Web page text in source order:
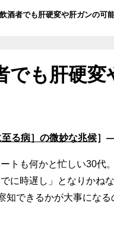
酒者でも肝硬変や肝ガンの可
でも肝硬変
る病］の微妙な兆候］
トも何かと忙しい30代
に時遅し」となりかね
知できるかが大事にな